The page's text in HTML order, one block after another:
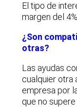
El tipo de
margen del 4%
¿Son
otras?
Las ayudas
cualquier otra
empresa por
que no